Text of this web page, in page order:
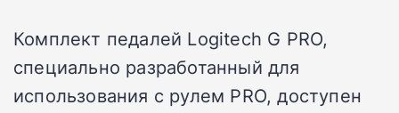
Комплект педалей Logitech G PRO,
специально разработанный для
использования с рулем PRO, доступен